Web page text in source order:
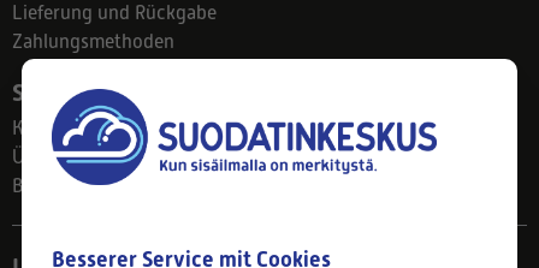
Lieferung und Rückgabe
Zahlungsmethoden
Suodatinkeskus
Kontakt
Über uns
Blog
Besserer Service mit Cookies